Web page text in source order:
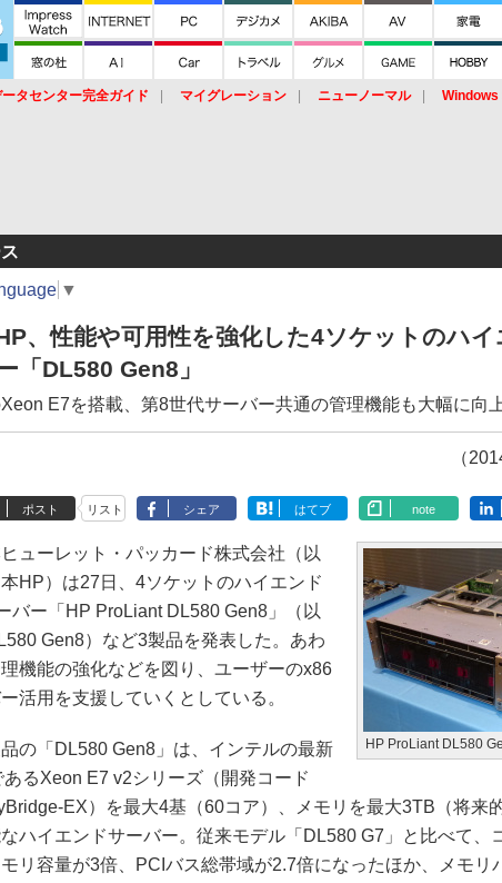
タセンター完全ガイド マイグレーション ニューノーマル
▼
、性能や可用性を強化した4ソケットのハ
「DL580 Gen8」
E7を搭載、第8世代サーバー共通の管理機能も大幅に向
（
ポスト リスト シェア はてブ note
HP ProLiant DL580
ューレット・パッカード株式会社（以
HP）は27日、4ソケットのハイエンド
バー「HP ProLiant DL580 Gen8」（以
Gen8）など3製品を発表した。あわ
機能の強化などを図り、ユーザーのx86
活用を支援していくとしている。
の「DL580 Gen8」は、インテルの最新
るXeon E7 v2シリーズ（開発コード
EX）を最大4基（60コア）、メモリを最大3TB（将来
ハイエンドサーバー。従来モデル「DL580 G7」と比べて、
リ容量が3倍、PCIバス総帯域が2.7倍になったほか、メモリ